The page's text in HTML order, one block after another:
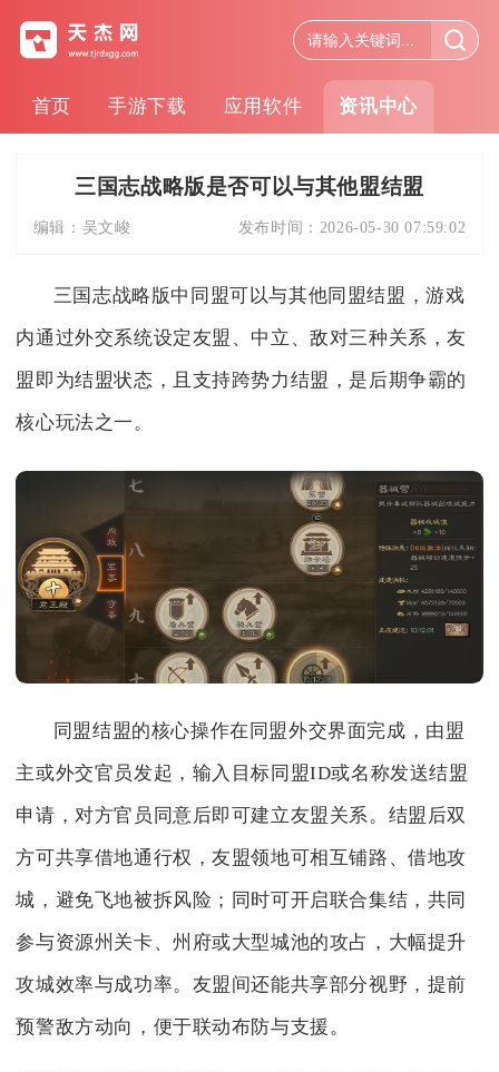
首页 手游下载 应用软件 资讯中心
三国志战略版是否可以与其他盟结盟
编辑： 吴文峻 发布时间： 2026-05-30 07:59:02
三国志战略版中同盟可以与其他同盟结盟，游戏
内通过外交系统设定友盟、中立、敌对三种关系，友
盟即为结盟状态，且支持跨势力结盟，是后期争霸的
核心玩法之一。
同盟结盟的核心操作在同盟外交界面完成，由盟
主或外交官员发起，输入目标同盟ID或名称发送结盟
申请，对方官员同意后即可建立友盟关系。结盟后双
方可共享借地通行权，友盟领地可相互铺路、借地攻
城，避免飞地被拆风险；同时可开启联合集结，共同
参与资源州关卡、州府或大型城池的攻占，大幅提升
攻城效率与成功率。友盟间还能共享部分视野，提前
预警敌方动向，便于联动布防与支援。